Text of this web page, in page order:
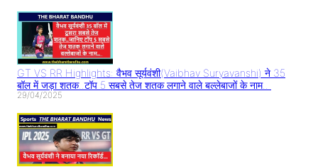
GT VS RR Highlights: वैभव सूर्यवंशी(Vaibhav Suryavanshi) ने 35
बॉल में जड़ा शतक..टॉप 5 सबसे तेज शतक लगाने वाले बल्लेबाजों के नाम..
29/04/2025